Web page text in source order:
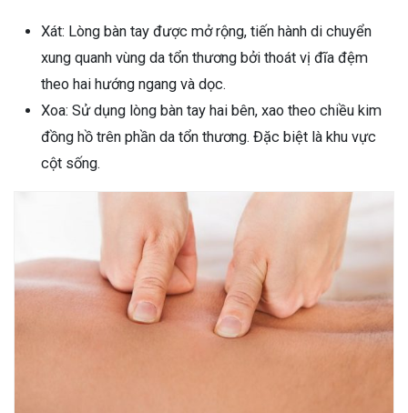
Xát: Lòng bàn tay được mở rộng, tiến hành di chuyển
xung quanh vùng da tổn thương bởi thoát vị đĩa đệm
theo hai hướng ngang và dọc.
Xoa: Sử dụng lòng bàn tay hai bên, xao theo chiều kim
đồng hồ trên phần da tổn thương. Đặc biệt là khu vực
cột sống.